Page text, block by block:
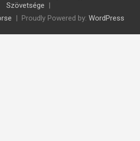
Szövetsége
Proudly Powered by: WordPress